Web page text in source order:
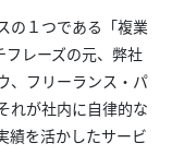
の１つである「複業
レーズの元、弊社
、フリーランス・パ
れが社内に自律的な
績を活かしたサービ